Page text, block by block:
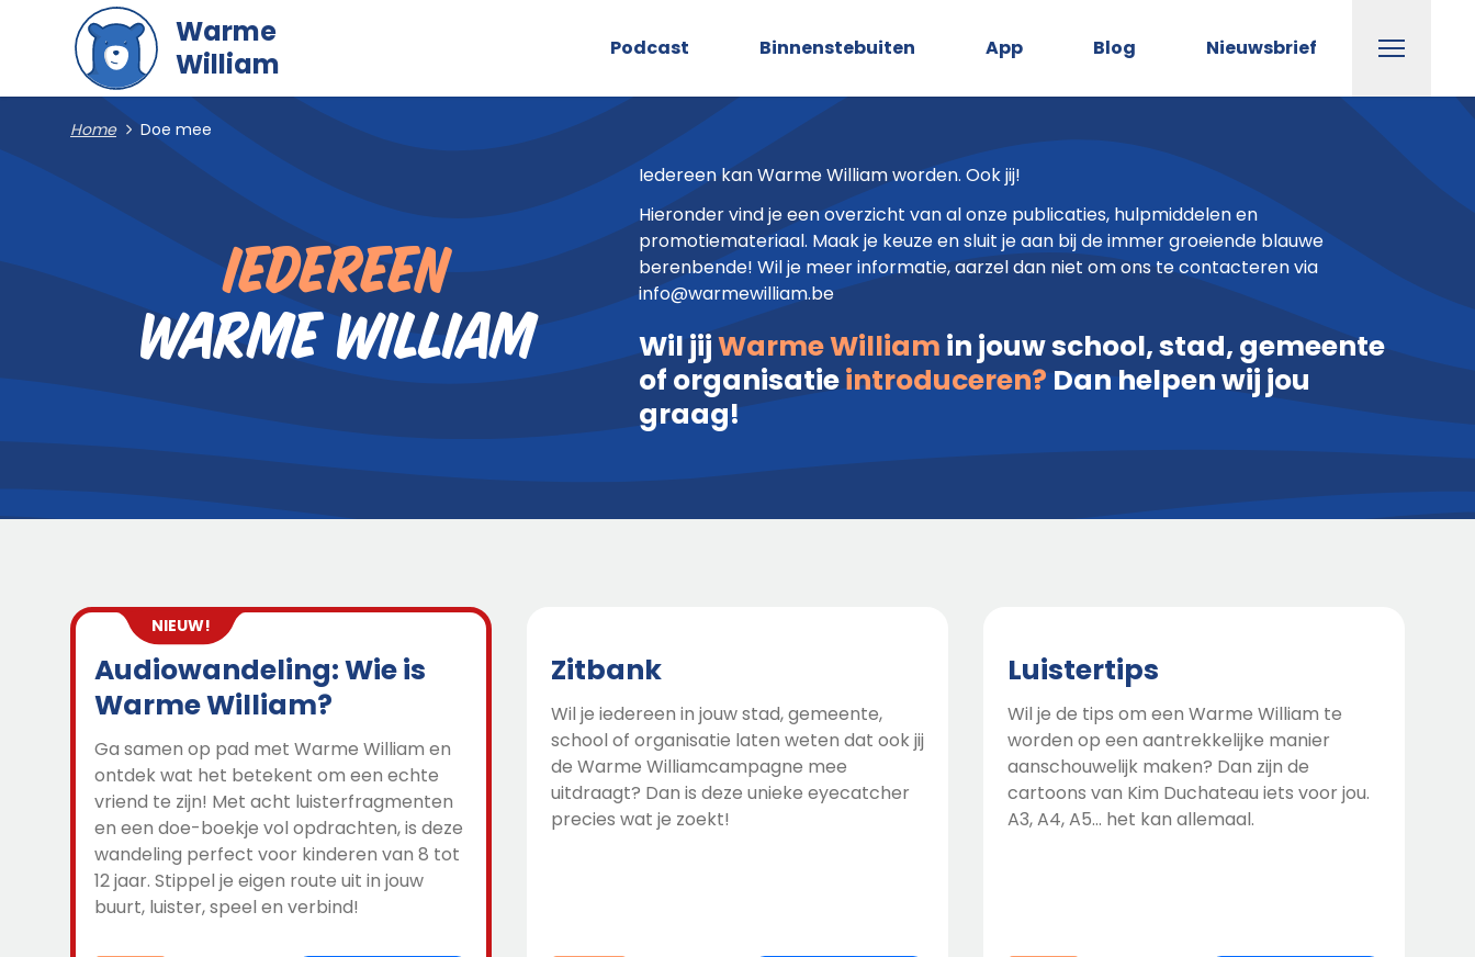
Naar hoofdinhoud gaan
Warme
William
Podcast Binnenstebuiten App Blog Nieuwsbrief Menu
Home Doe mee
Iedereen
Warme william
Iedereen kan Warme William worden. Ook jij!
Hieronder vind je een overzicht van al onze publicaties, hulpmiddelen en
promotiemateriaal. Maak je keuze en sluit je aan bij de immer groeiende blauwe
berenbende! Wil je meer informatie, aarzel dan niet om ons te contacteren via
info@warmewilliam.be
Wil jijWarme William in jouw school, stad, gemeente
of organisatieintroduceren?Dan helpen wij jou
graag!
Audiowandeling: Wie is
Warme William?
Ga samen op pad met Warme William en
ontdek wat het betekent om een echte
vriend te zijn! Met acht luisterfragmenten
en een doe-boekje vol opdrachten, is deze
wandeling perfect voor kinderen van 8 tot
12 jaar. Stippel je eigen route uit in jouw
buurt, luister, speel en verbind!
NIEUW!
Zitbank
Wil je iedereen in jouw stad, gemeente,
school of organisatie laten weten dat ook jij
de Warme Williamcampagne mee
uitdraagt? Dan is deze unieke eyecatcher
precies wat je zoekt!
Luistertips
Wil je de tips om een Warme William te
worden op een aantrekkelijke manier
aanschouwelijk maken? Dan zijn de
cartoons van Kim Duchateau iets voor jou.
A3, A4, A5... het kan allemaal.